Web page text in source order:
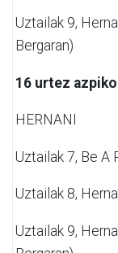
Uztailak 9,
Bergaran)
16 urtez
HERNANI
Uztailak 7, Be A
Uztailak 8,
Uztailak 9,